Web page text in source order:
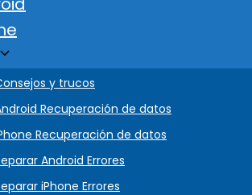
y trucos
Recuperación de datos
Recuperación de datos
Android Errores
iPhone Errores